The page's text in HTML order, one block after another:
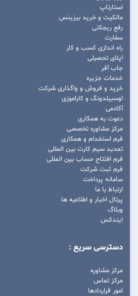
استارتاپ
مالکیت و خرید بیزینس
رفع ریجکتی
سفارت
راه اندازی کسب و کار
اپلای تحصیلی
جاب آفر
خدمات جزیره
خرید و فروش و واگذاری شرکت
اوسبیلدونگ و کاراموزی
آکادمی
دعوت به همکاری
مرکز مشاوره تخصصی
فرم استخدام و همکاری
تمدید سیم کارت بین المللی
فرم افتتاح حساب بین المللی
فرم ثبت شرکت
سامانه پرداخت
ارتباط با ما
پرتال اخبار و اطلاعیه ها
وبلاگ
ایندکس
دسترسی سریع :
مرکز مشاوره
مرکز تماس
امور قراردادها